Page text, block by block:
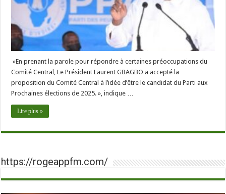
»En prenant la parole pour répondre à certaines préoccupations du
Comité Central, Le Président Laurent GBAGBO a accepté la
proposition du Comité Central à l’idée d’être le candidat du Parti aux
Prochaines élections de 2025. », indique …
Lire plus »
https://rogeappfm.com/